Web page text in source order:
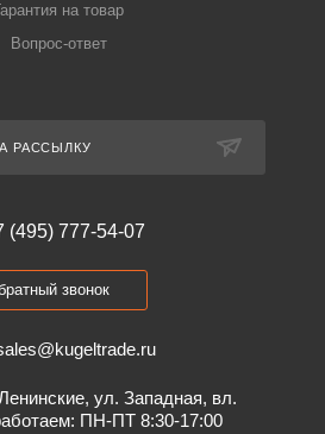
на товар
Вопрос-ответ
РАССЫЛКУ
(495) 777-54-07
звонок
ул. Западная, вл.
ПН-ПТ 8:30-17:00